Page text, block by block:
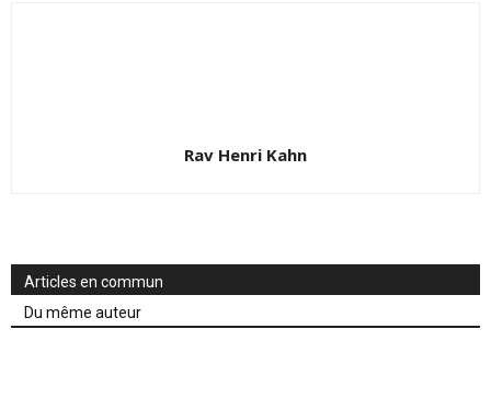
Rav Henri Kahn
Articles en commun
Du même auteur